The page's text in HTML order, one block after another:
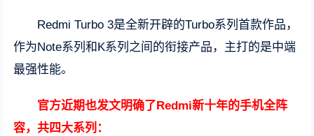
Redmi Turbo 3是全新开辟的Turbo系列首款作品，
作为Note系列和K系列之间的衔接产品，主打的是中端
最强性能。
官方近期也发文明确了Redmi新十年的手机全阵
容，共四大系列：